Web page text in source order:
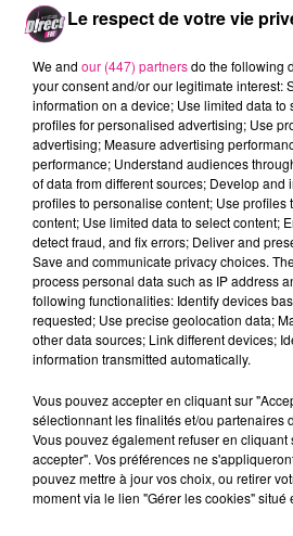
Décidément, on est gâté. Pour
températures
soleil pour les premiers jours de
d’en profiter puisque cela ne
averses orageuses sont
juinavec une légère chute des
FIL ACTUS
7 août 2026
Lorraine : une journée pas comme les
6 août 2026
Metz : une distribution de lunette
5 août 2026
Casting de Woof : l'Euro-Métropole de
Officiel : Gauthier Hein quitte le FC Metz
4 août 2026
Officiel : le lac de Madine reporte son feu
4 août 2026
Eclipse Solaire du 12 août : où voir ce
Le respect de votre vie
We and our (447) partnersdo the following
your consent and/or our legitimate interest:
information on a device; Use limited data to
profiles for personalised advertising; Use
advertising; Measure advertising
performance; Understand audiences
of data from different sources; Develop and
profiles to personalise content; Use profiles
content; Use limited data to select content;
detect fraud, and fix errors; Deliver and
Save and communicate privacy choices.
process personal data such as IP address
following functionalities: Identify devices
requested; Use precise geolocation data;
other data sources; Link different devices;
information transmitted automatically.
Vous pouvez accepter en cliquant sur
sélectionnant les finalités et/ou partenaires
Vous pouvez également refuser en cliquant
accepter". Vos préférences ne
pouvez mettre à jour vos choix, ou retirer
moment via le lien "Gérer les cookies" situé